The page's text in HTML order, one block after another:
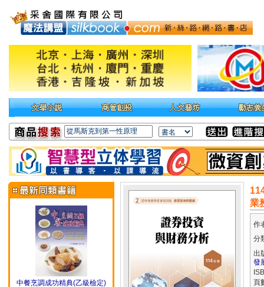
中餐烹調成功精典(乙級檢定)
業
作
分
出
發
頁